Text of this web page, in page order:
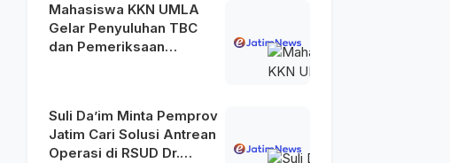
Mahasiswa KKN UMLA
Gelar Penyuluhan TBC
dan Pemeriksaan
Suli Da’im Minta Pemprov
Jatim Cari Solusi Antrean
Operasi di RSUD Dr.